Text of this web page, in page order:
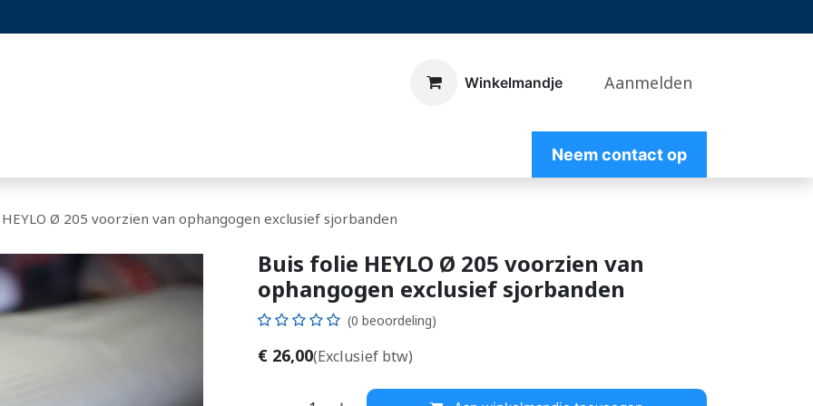
​Winkelmandje Aanmelden
Neem contact op
Ø 205 voorzien van ophangogen exclusief sjorbanden
Buis folie HEYLO Ø 205 voorzien van
ophangogen exclusief sjorbanden
(0 beoordeling)
€ 26,00(Exclusief btw)